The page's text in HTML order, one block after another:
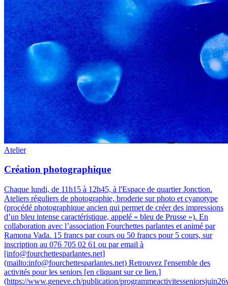
Atelier
Création photographique
Chaque lundi, de 11h15 à 12h45, à l'Espace de quartier Jonction.
Ateliers réguliers de photographie, broderie sur photo et cyanotype
(procédé photographique ancien qui permet de créer des impressions
d’un bleu intense caractéristique, appelé « bleu de Prusse »). En
collaboration avec l’association Fourchettes parlantes et animé par
Ramona Vada. 15 francs par cours ou 50 francs pour 5 cours, sur
inscription au 076 705 02 61 ou par email à
[info@fourchettesparlantes.net]
(mailto:info@fourchettesparlantes.net) Retrouvez l'ensemble des
activités pour les seniors [en cliquant sur ce lien.]
(https://www.geneve.ch/publication/